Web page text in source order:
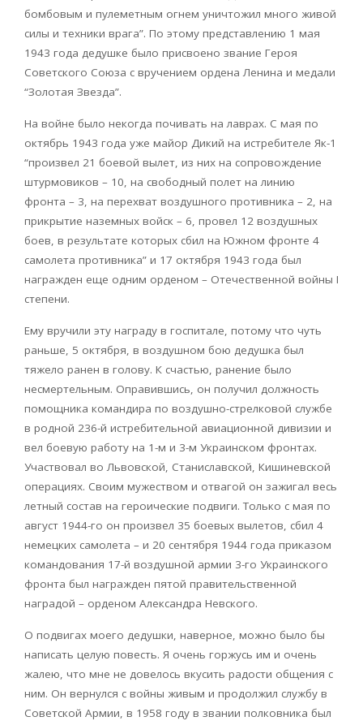
бомбовым и пулеметным огнем уничтожил много живой
силы и техники врага”. По этому представлению 1 мая
1943 года дедушке было присвоено звание Героя
Советского Союза с вручением ордена Ленина и медали
“Золотая Звезда”.
На войне было некогда почивать на лаврах. С мая по
октябрь 1943 года уже майор Дикий на истребителе Як-1
“произвел 21 боевой вылет, из них на сопровождение
штурмовиков – 10, на свободный полет на линию
фронта – 3, на перехват воздушного противника – 2, на
прикрытие наземных войск – 6, провел 12 воздушных
боев, в результате которых сбил на Южном фронте 4
самолета противника” и 17 октября 1943 года был
награжден еще одним орденом – Отечественной войны I
степени.
Ему вручили эту награду в госпитале, потому что чуть
раньше, 5 октября, в воздушном бою дедушка был
тяжело ранен в голову. К счастью, ранение было
несмертельным. Оправившись, он получил должность
помощника командира по воздушно-стрелковой службе
в родной 236-й истребительной авиационной дивизии и
вел боевую работу на 1-м и 3-м Украинском фронтах.
Участвовал во Львовской, Станиславской, Кишиневской
операциях. Своим мужеством и отвагой он зажигал весь
летный состав на героические подвиги. Только с мая по
август 1944-го он произвел 35 боевых вылетов, сбил 4
немецких самолета – и 20 сентября 1944 года приказом
командования 17-й воздушной армии 3-го Украинского
фронта был награжден пятой правительственной
наградой – орденом Александра Невского.
О подвигах моего дедушки, наверное, можно было бы
написать целую повесть. Я очень горжусь им и очень
жалею, что мне не довелось вкусить радости общения с
ним. Он вернулся с войны живым и продолжил службу в
Советской Армии, в 1958 году в звании полковника был